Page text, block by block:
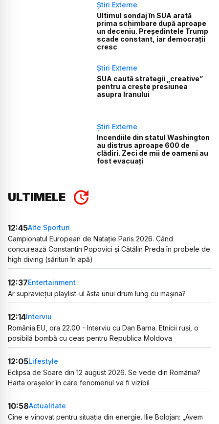
Știri Externe
Ultimul sondaj în SUA arată
prima schimbare după aproape
un deceniu. Președintele Trump
scade constant, iar democrații
cresc
Știri Externe
SUA caută strategii „creative”
pentru a crește presiunea
asupra Iranului
Știri Externe
Incendiile din statul Washington
au distrus aproape 600 de
clădiri. Zeci de mii de oameni au
fost evacuați
ULTIMELE
12:45Alte Sporturi
Campionatul European de Natație Paris 2026. Când
concurează Constantin Popovici și Cătălin Preda în probele de
high diving (sărituri în apă)
12:37Entertainment
Ar supraviețui playlist-ul ăsta unui drum lung cu mașina?
12:14Interviu
România.EU, ora 22.00 - Interviu cu Dan Barna. Etnicii ruși, o
posibilă bombă cu ceas pentru Republica Moldova
12:05Lifestyle
Eclipsa de Soare din 12 august 2026. Se vede din România?
Harta orașelor în care fenomenul va fi vizibil
10:58Actualitate
Cine e vinovat pentru situația din energie. Ilie Bolojan: „Avem